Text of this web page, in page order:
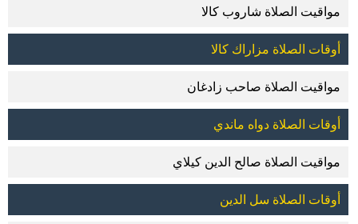
مواقيت الصلاة شاروب كالا
أوقات الصلاة مزاراك كالا
مواقيت الصلاة صاحب زادغان
أوقات الصلاة دواه ماندي
مواقيت الصلاة صالح الدين كيلاي
أوقات الصلاة سل الدين